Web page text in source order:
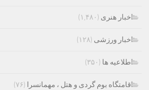
اخبار هنری (۱,۴۸۰)
اخبار ورزشی (۱۲۸)
اطلاعیه ها (۳۵۰)
اقامتگاه بوم گردی و هتل ، مهمانسرا (۷۶)